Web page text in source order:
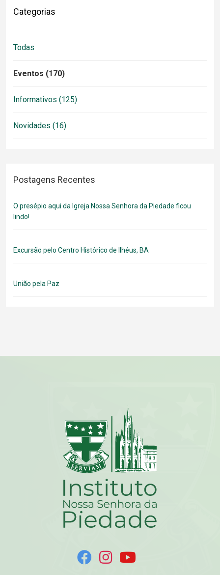
Categorias
Todas
Eventos (170)
Informativos (125)
Novidades (16)
Postagens Recentes
O presépio aqui da Igreja Nossa Senhora da Piedade ficou
lindo!
Excursão pelo Centro Histórico de Ilhéus, BA
União pela Paz